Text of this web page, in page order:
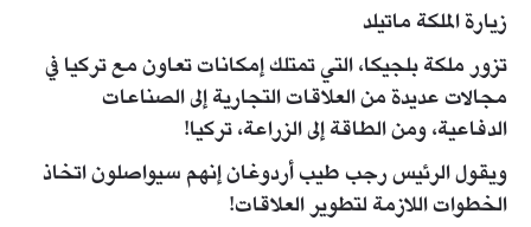
زيارة الملكة ماتيلد
تزور ملكة بلجيكا، التي تمتلك إمكانات تعاون مع تركيا في
مجالات عديدة من العلاقات التجارية إلى الصناعات
الدفاعية، ومن الطاقة إلى الزراعة، تركيا!
ويقول الرئيس رجب طيب أردوغان إنهم سيواصلون اتخاذ
الخطوات اللازمة لتطوير العلاقات!